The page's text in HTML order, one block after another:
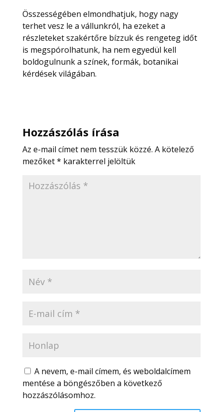
Összességében elmondhatjuk, hogy nagy
terhet vesz le a vállunkról, ha ezeket a
részleteket szakértőre bízzuk és rengeteg időt
is megspórolhatunk, ha nem egyedül kell
boldogulnunk a színek, formák, botanikai
kérdések világában.
Hozzászólás írása
Az e-mail címet nem tesszük közzé. A kötelező
mezőket* karakterrel jelöltük
A nevem, e-mail címem, és weboldalcímem
mentése a böngészőben a következő
hozzászólásomhoz.